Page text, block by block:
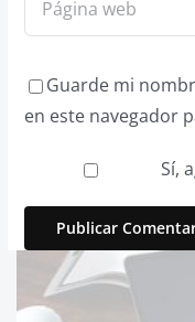
Guarde mi
en este navegador
Sí,